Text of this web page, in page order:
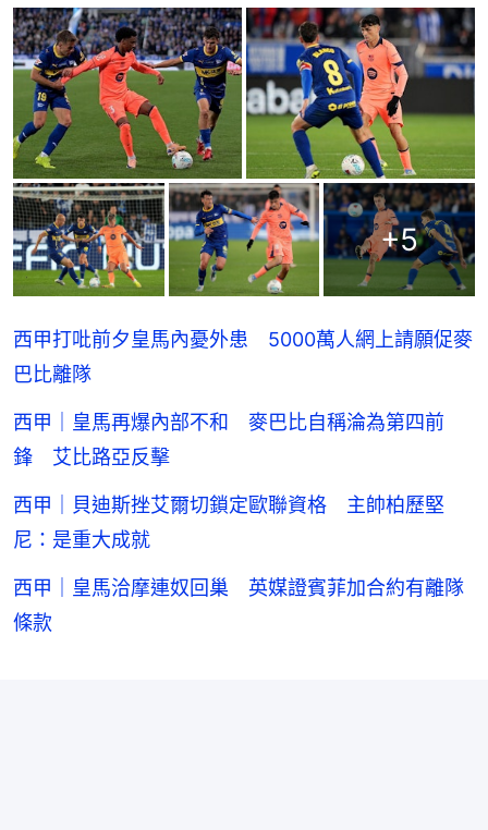
+5
西甲打吡前夕皇馬內憂外患 5000萬人網上請願促麥
巴比離隊
西甲｜皇馬再爆內部不和 麥巴比自稱淪為第四前
鋒 艾比路亞反擊
西甲｜貝迪斯挫艾爾切鎖定歐聯資格 主帥柏歷堅
尼：是重大成就
西甲｜皇馬洽摩連奴回巢 英媒證賓菲加合約有離隊
條款